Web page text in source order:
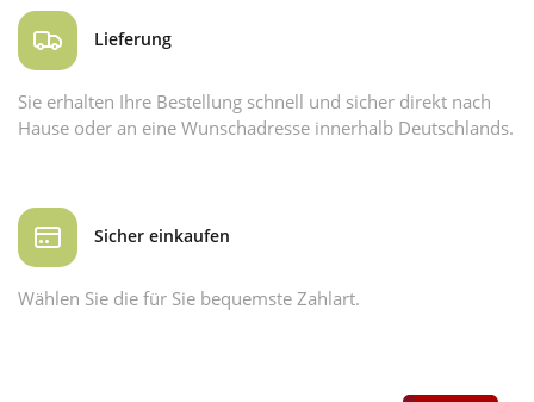
Lieferung
Sie erhalten Ihre Bestellung schnell und sicher direkt nach
Hause oder an eine Wunschadresse innerhalb Deutschlands.
Sicher einkaufen
Wählen Sie die für Sie bequemste Zahlart.